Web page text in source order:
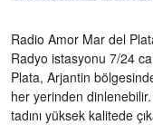
Radio Amor Mar del
Radyo istasyonu 7/24
Plata, Arjantin
her yerinden dinlenebilir.
tadını yüksek kalitede